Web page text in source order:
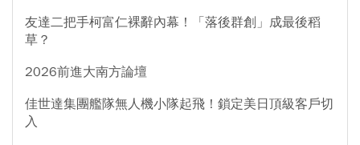
友達二把手柯富仁裸辭內幕！「落後群創」成最後稻
草？
2026前進大南方論壇
佳世達集團艦隊無人機小隊起飛！鎖定美日頂級客戶切
入